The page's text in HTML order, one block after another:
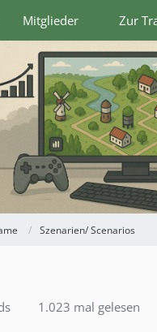
Mitglieder Zur
Szenarien/ Scenarios
1.023 mal gelesen